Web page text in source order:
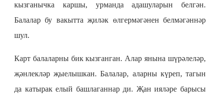
кызганычка каршы, урманда адашуларын белгән.
Балалар бу вакытта җиләк өлгермәгәнен белмәгәннәр
шул.
Карт балаларны бик кызганган. Алар янына шүрәлеләр,
җәнлекләр җыелышкан. Балалар, аларны күреп, тагын
да катырак елый башлаганнар ди. Җан ияләре барысы